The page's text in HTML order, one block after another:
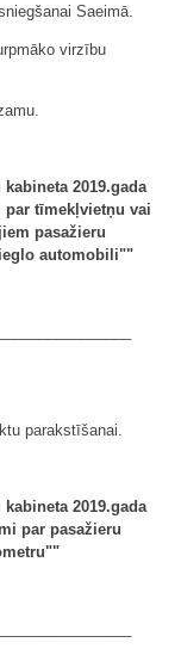
Saeimā.
virzību
2019.gada
par tīmekļvietņu vai
pasažieru
automobili""
parakstīšanai.
2019.gada
par pasažieru